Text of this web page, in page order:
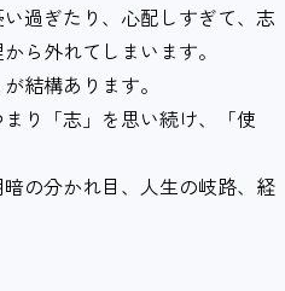
過ぎたり、心配しすぎて、志
ら外れてしまいます。
結構あります。
り「志」を思い続け、「使
の分かれ目、人生の岐路、経